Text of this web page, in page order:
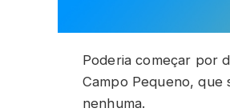
Poderia começar por
Campo Pequeno, que
nenhuma.